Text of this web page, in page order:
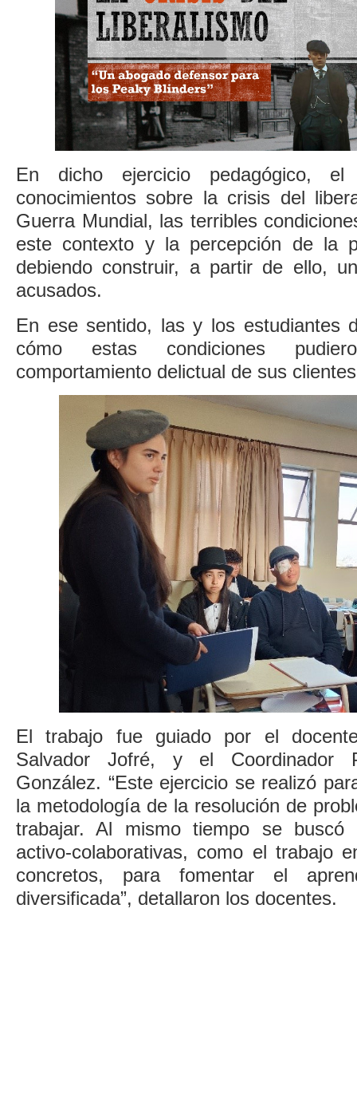
En dicho ejercicio pedagógico,
conocimientos sobre la crisis del
Guerra Mundial, las terribles
este contexto y la percepción de la
debiendo construir, a partir de ello,
acusados.
En ese sentido, las y los estudiantes
cómo estas condiciones
comportamiento delictual de sus
El trabajo fue guiado por el
Salvador Jofré, y el Coordinador
González. “Este ejercicio se realizó
la metodología de la resolución de
trabajar. Al mismo tiempo se buscó
activo-colaborativas, como el trabajo
concretos, para fomentar el
diversificada”, detallaron los docentes.